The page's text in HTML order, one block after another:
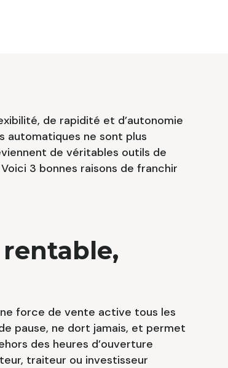
de rapidité et d’autonomie
automatiques ne sont plus
de véritables outils de
3 bonnes raisons de franchir
force de vente active tous les
pause, ne dort jamais, et permet
des heures d’ouverture
traiteur ou investisseur